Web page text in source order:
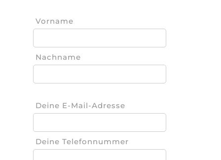
Vorname
Nachname
Deine E-Mail-Adresse
Deine Telefonnummer